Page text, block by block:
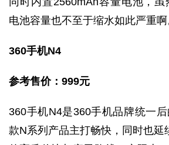
电池容量也不至于缩水如此严重啊
360手机N4
参考售价：999元
360手机N4是360手机品牌统一
款N系列产品主打畅快，同时也延